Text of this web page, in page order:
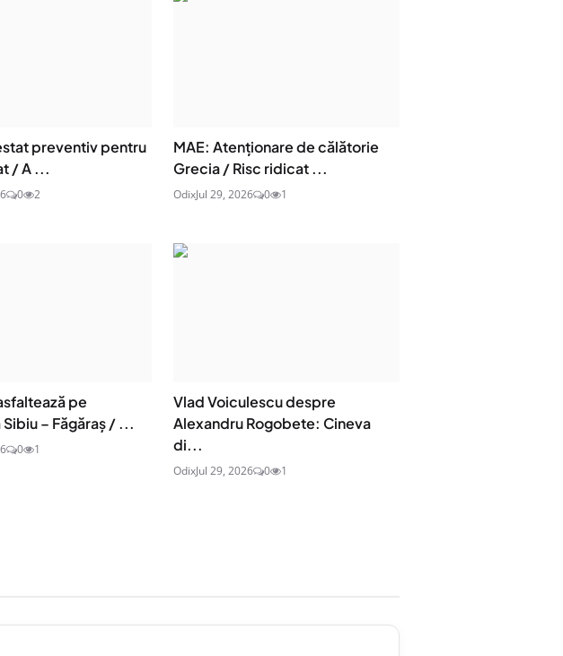
preventiv pentru
/ A ...
0 2
MAE: Atenţionare de călătorie
Grecia / Risc ridicat ...
OdixJul 29, 2026 0 1
pe
– Făgăraș / ...
0 1
Vlad Voiculescu despre
Alexandru Rogobete: Cineva
di...
OdixJul 29, 2026 0 1